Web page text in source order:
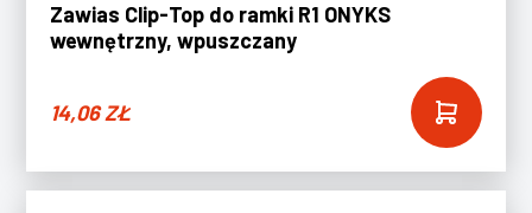
Zawias Clip-Top do ramki R1 ONYKS
wewnętrzny, wpuszczany
14,06ZŁ